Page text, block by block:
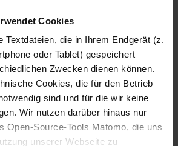
Cookies
Textdateien, die in Ihrem Endgerät (z.
oder Tablet) gespeichert
Zwecken dienen können.
Cookies, die für den Betrieb
sind und für die wir keine
Wir nutzen darüber hinaus nur
Open-Source-Tools Matomo, die uns
unserer Webseite zu
Fotografo: Lorenz
Sternbach
Download